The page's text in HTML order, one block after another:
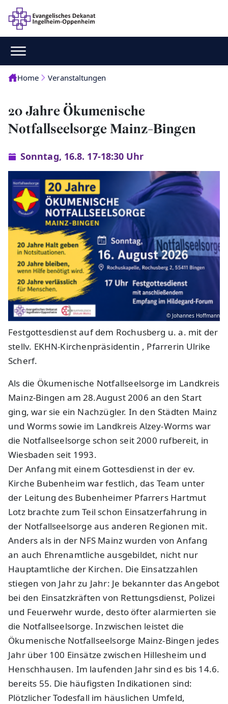
Home Veranstaltungen
20 Jahre Ökumenische
Notfallseelsorge Mainz-Bingen
Sonntag, 16.8. 17-18:30 Uhr
© Johannes Hoffmann
Festgottesdienst auf dem Rochusberg u. a. mit der
stellv. EKHN-Kirchenpräsidentin , Pfarrerin Ulrike
Scherf.
Als die Ökumenische Notfallseelsorge im Landkreis
Mainz-Bingen am 28.August 2006 an den Start
ging, war sie ein Nachzügler. In den Städten Mainz
und Worms sowie im Landkreis Alzey-Worms war
die Notfallseelsorge schon seit 2000 rufbereit, in
Wiesbaden seit 1993.
Der Anfang mit einem Gottesdienst in der ev.
Kirche Bubenheim war festlich, das Team unter
der Leitung des Bubenheimer Pfarrers Hartmut
Lotz brachte zum Teil schon Einsatzerfahrung in
der Notfallseelsorge aus anderen Regionen mit.
Anders als in der NFS Mainz wurden von Anfang
an auch Ehrenamtliche ausgebildet, nicht nur
Hauptamtliche der Kirchen. Die Einsatzzahlen
stiegen von Jahr zu Jahr: Je bekannter das Angebot
bei den Einsatzkräften von Rettungsdienst, Polizei
und Feuerwehr wurde, desto öfter alarmierten sie
die Notfallseelsorge. Inzwischen leistet die
Ökumenische Notfallseelsorge Mainz-Bingen jedes
Jahr über 100 Einsätze zwischen Hillesheim und
Henschhausen. Im laufenden Jahr sind es bis 14.6.
bereits 55. Die häufigsten Indikationen sind:
Plötzlicher Todesfall im häuslichen Umfeld,